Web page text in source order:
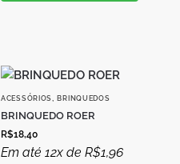
ACESSÓRIOS ,BRINQUEDOS
BRINQUEDO ROER
R$18,40
Em até 12x de R$1,96